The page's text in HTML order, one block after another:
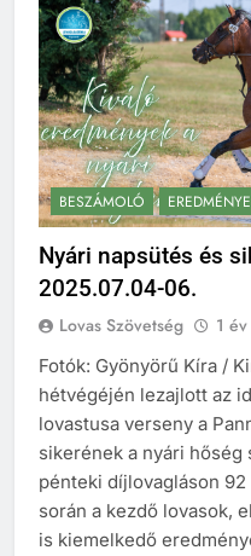
BESZÁMOLÓ
Nyári napsütés és
2025.07.04-06.
Lovas Szövetség 1
Fotók: Gyönyörű Kíra /
hétvégéjén lezajlott az
lovastusa verseny a
sikerének a nyári hőség
pénteki díjlovagláson
során a kezdő lovasok,
is kiemelkedő